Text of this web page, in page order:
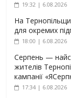
19:32 | 6.08.2026
На
для окремих
18:00 | 6.08.2026
Серпень —
жителів
кампанії
17:34 | 6.08.2026